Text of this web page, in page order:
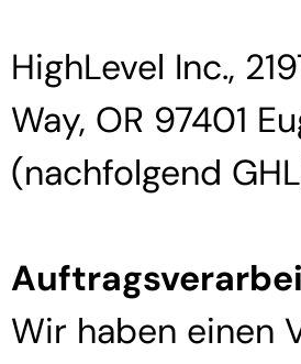
HighLevel Inc.,
Way, OR 97401
(nachfolgend
Wir haben einen